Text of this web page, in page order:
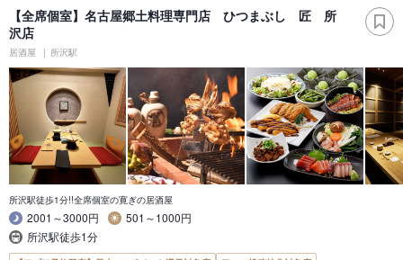
【全席個室】名古屋郷土料理専門店 ひつまぶし 匠 所
沢店
居酒屋 所沢駅
所沢駅徒歩1分!!全席個室の寛ぎの居酒屋
2001～3000円
501～1000円
所沢駅徒歩1分